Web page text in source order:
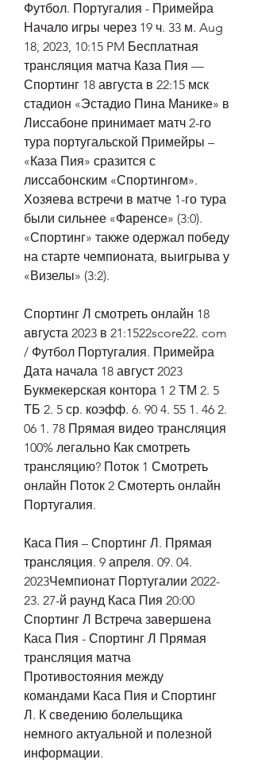
Футбол. Португалия - Примейра
Начало игры через 19 ч. 33 м. Aug
18, 2023, 10:15 PM Бесплатная
трансляция матча Каза Пия —
Спортинг 18 августа в 22:15 мск
стадион «Эстадио Пина Манике» в
Лиссабоне принимает матч 2-го
тура португальской Примейры –
«Каза Пия» сразится с
лиссабонским «Спортингом».
Хозяева встречи в матче 1-го тура
были сильнее «Фаренсе» (3:0).
«Спортинг» также одержал победу
на старте чемпионата, выигрыва у
«Визелы» (3:2).
Спортинг Л смотреть онлайн 18
августа 2023 в 21:1522score22. com
/ Футбол Португалия. Примейра
Дата начала 18 август 2023
Букмекерская контора 1 2 ТМ 2. 5
ТБ 2. 5 ср. коэфф. 6. 90 4. 55 1. 46 2.
06 1. 78 Прямая видео трансляция
100% легально Как смотреть
трансляцию? Поток 1 Смотреть
онлайн Поток 2 Смотерть онлайн
Португалия.
Каса Пия – Спортинг Л. Прямая
трансляция. 9 апреля. 09. 04.
2023Чемпионат Португалии 2022-
23. 27-й раунд Каса Пия 20:00
Спортинг Л Встреча завершена
Каса Пия - Спортинг Л Прямая
трансляция матча
Противостояния между
командами Каса Пия и Спортинг
Л. К сведению болельщика
немного актуальной и полезной
информации.